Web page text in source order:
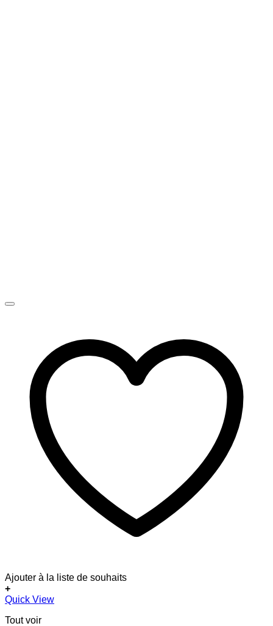
Ajouter à la liste de souhaits
+
Ce
a
Quick View
Tout voir